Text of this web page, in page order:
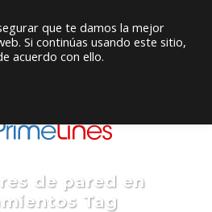
hvac.com
de pared en
Tag
que te damos la mejor
Si continúas usando este sitio,
acuerdo con ello.